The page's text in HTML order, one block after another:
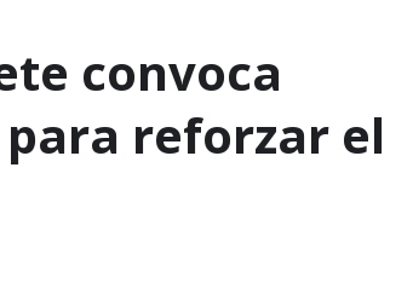
convoca
reforzar el